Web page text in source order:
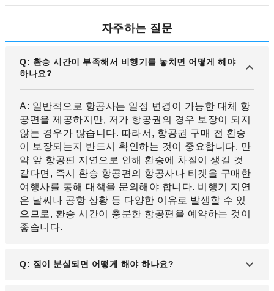
자주하는 질문
Q: 환승 시간이 부족해서 비행기를 놓치면 어떻게 해야
하나요?
A: 일반적으로 항공사는 일정 변경이 가능한 대체 항
공편을 제공하지만, 저가 항공권의 경우 보장이 되지
않는 경우가 많습니다. 따라서, 항공권 구매 전 환승
이 보장되는지 반드시 확인하는 것이 중요합니다. 만
약 앞 항공편 지연으로 인해 환승에 차질이 생길 것
같다면, 즉시 환승 항공편의 항공사나 티켓을 구매한
여행사를 통해 대책을 문의해야 합니다. 비행기 지연
은 날씨나 공항 상황 등 다양한 이유로 발생할 수 있
으므로, 환승 시간이 충분한 항공편을 예약하는 것이
좋습니다.
Q: 짐이 분실되면 어떻게 해야 하나요?